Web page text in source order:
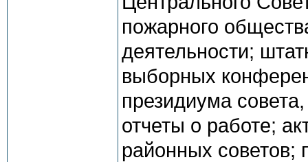
пожарного
деятельности;
выборных
президиума
отчеты о работе;
районных советов;